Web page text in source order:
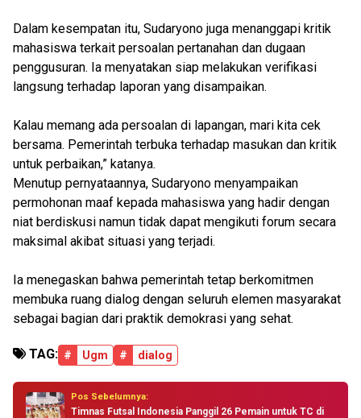
Dalam kesempatan itu, Sudaryono juga menanggapi kritik
mahasiswa terkait persoalan pertanahan dan dugaan
penggusuran. Ia menyatakan siap melakukan verifikasi
langsung terhadap laporan yang disampaikan.
Kalau memang ada persoalan di lapangan, mari kita cek
bersama. Pemerintah terbuka terhadap masukan dan kritik
untuk perbaikan,” katanya.
Menutup pernyataannya, Sudaryono menyampaikan
permohonan maaf kepada mahasiswa yang hadir dengan
niat berdiskusi namun tidak dapat mengikuti forum secara
maksimal akibat situasi yang terjadi.
Ia menegaskan bahwa pemerintah tetap berkomitmen
membuka ruang dialog dengan seluruh elemen masyarakat
sebagai bagian dari praktik demokrasi yang sehat.
TAG: # Ugm # dialog
Pos Sebelumnya:
Timnas Futsal Indonesia Panggil 26 Pemain untuk TC di